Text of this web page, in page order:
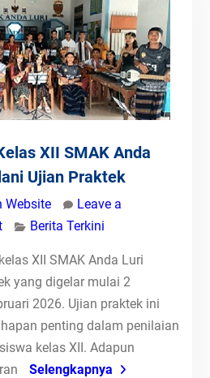
XII SMAK Anda
Ujian Praktek
Website
Leave a
Berita Terkini
XII SMAK Anda Luri
yang digelar mulai 2
2026. Ujian praktek ini
penting dalam penilaian
kelas XII. Adapun
Selengkapnya